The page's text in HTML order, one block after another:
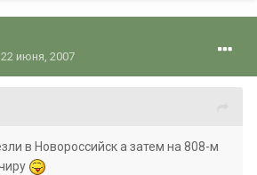
22 июня, 2007
в Новороссийск а затем на 808-м